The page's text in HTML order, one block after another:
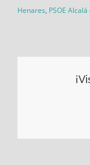
Henares, PSOE